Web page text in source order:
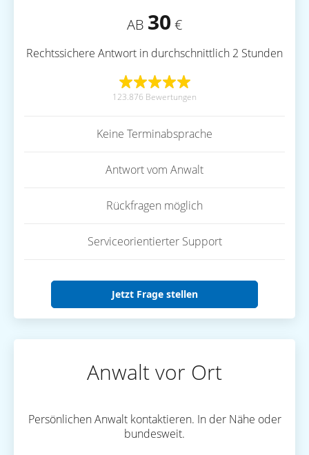
AB 30 €
Rechtssichere Antwort in durchschnittlich 2 Stunden
123.876 Bewertungen
Keine Terminabsprache
Antwort vom Anwalt
Rückfragen möglich
Serviceorientierter Support
Jetzt Frage stellen
Anwalt vor Ort
Persönlichen Anwalt kontaktieren. In der Nähe oder
bundesweit.